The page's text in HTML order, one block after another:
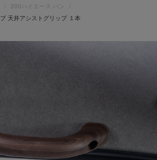
200ハイエース バン
天井アシストグリップ １本